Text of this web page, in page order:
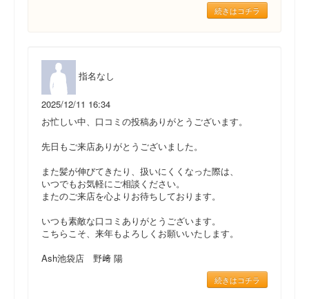
続きはコチラ
指名なし
2025/12/11 16:34
お忙しい中、口コミの投稿ありがとうございます。
先日もご来店ありがとうございました。
また髪が伸びてきたり、扱いにくくなった際は、
いつでもお気軽にご相談ください。
またのご来店を心よりお待ちしております。
いつも素敵な口コミありがとうございます。
こちらこそ、来年もよろしくお願いいたします。
Ash池袋店 野﨑 陽
続きはコチラ